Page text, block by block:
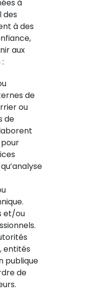
à
des
à des
aux
de
ou
de
et/ou
entités
publique
de